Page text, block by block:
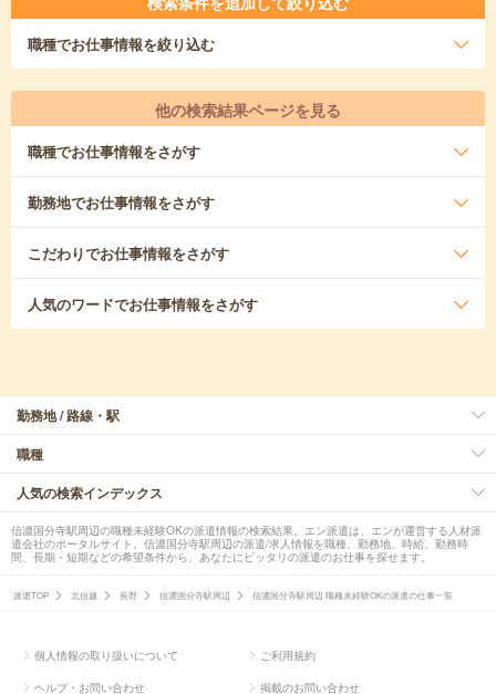
職種でお仕事情報を絞り込む
他の検索結果ページを見る
職種でお仕事情報をさがす
勤務地でお仕事情報をさがす
こだわりでお仕事情報をさがす
人気のワードでお仕事情報をさがす
勤務地 / 路線・駅
職種
人気の検索インデックス
信濃国分寺駅周辺の職種未経験OKの派遣情報の検索結果。エン派遣は、エンが運営する人材派
遣会社のポータルサイト。信濃国分寺駅周辺の派遣/求人情報を職種、勤務地、時給、勤務時
間、長期・短期などの希望条件から、あなたにピッタリの派遣のお仕事を探せます。
派遣TOP 北信越 長野 信濃国分寺駅周辺 信濃国分寺駅周辺 職種未経験OKの派遣の仕事一覧
個人情報の取り扱いについて ご利用規約
ヘルプ・お問い合わせ 掲載のお問い合わせ